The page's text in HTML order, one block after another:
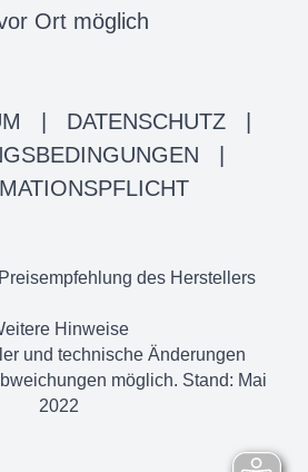
Ort möglich
DATENSCHUTZ
des Herstellers
Hinweise
und technische Änderungen
möglich. Stand: Mai
2022